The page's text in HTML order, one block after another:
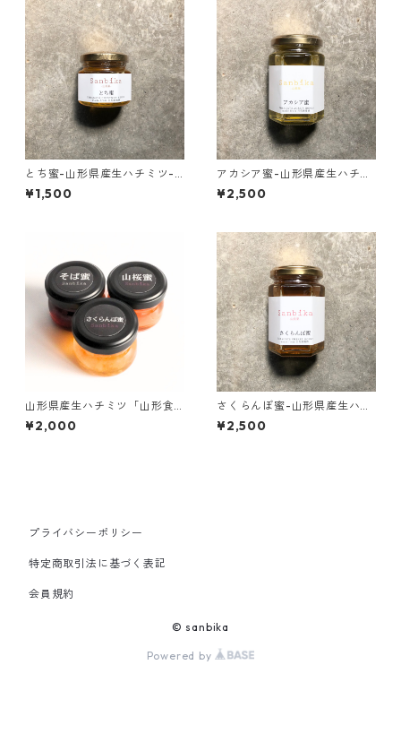
とち蜜-山形県産生ハチミツ-7
0g
¥1,500
アカシア蜜-山形県産生ハチミ
ツ-160g
¥2,500
山形県産生ハチミツ「山形食
べ比べ」25g×３セット
¥2,000
さくらんぼ蜜-山形県産生ハチ
ミツ-160g
¥2,500
プライバシーポリシー
特定商取引法に基づく表記
会員規約
© sanbika
Powered by